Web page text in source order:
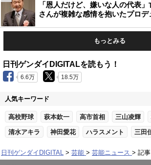
「恩人だけど、嫌いな人の代表
さんが複雑な感情を抱いたプロ
もっとみる
日刊ゲンダイDIGITALを読もう！
6.6万 18.5万
人気キーワード
高校野球 萩本欽一 高市首相 三山凌輝
清水アキラ 神田愛花 ハラスメント 三田
日刊ゲンダイDIGITAL 芸能 芸能ニュース 記事